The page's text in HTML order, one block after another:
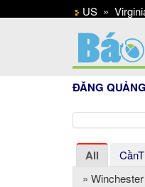
US »
ĐĂNG
All
» Winchester